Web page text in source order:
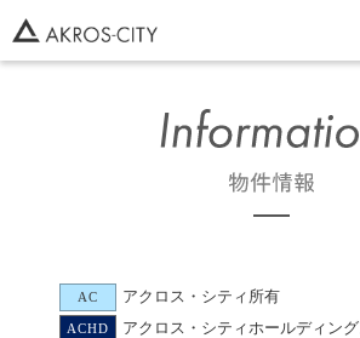
AC アクロス・シティ所有
ACHD アクロス・シティホールディン